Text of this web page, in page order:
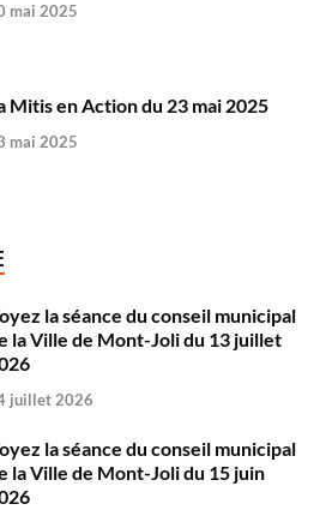
mai 2025
Mitis en Action du 23 mai 2025
mai 2025
la séance du conseil municipal
la Ville de Mont-Joli du 13 juillet
juillet 2026
la séance du conseil municipal
la Ville de Mont-Joli du 15 juin